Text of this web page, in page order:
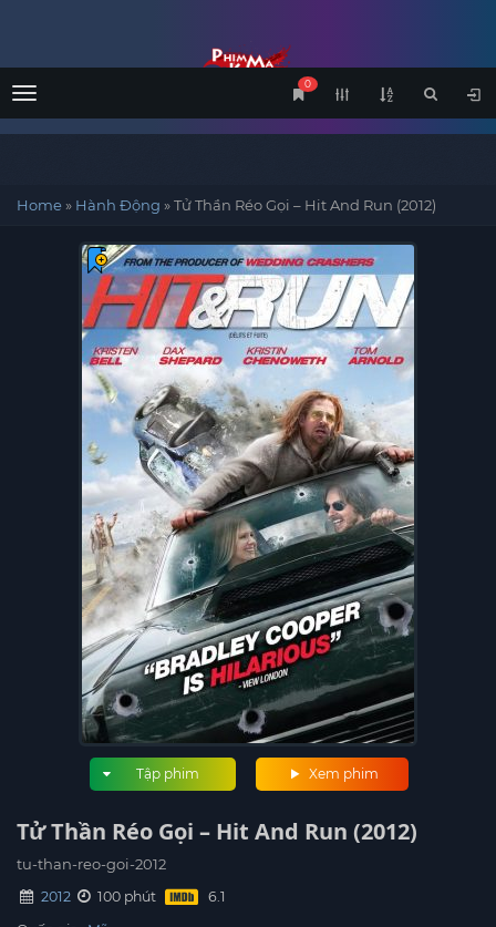
Menu
0
Home» Hành Động »Tử Thần Réo Gọi – Hit And Run (2012)
Xem phim
Tập phim
Tử Thần Réo Gọi – Hit And Run (2012)
tu-than-reo-goi-2012
2012
100 phút